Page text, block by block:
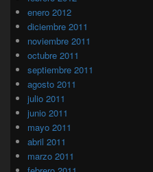
enero 2012
diciembre 2011
noviembre 2011
octubre 2011
septiembre 2011
agosto 2011
julio 2011
junio 2011
mayo 2011
abril 2011
marzo 2011